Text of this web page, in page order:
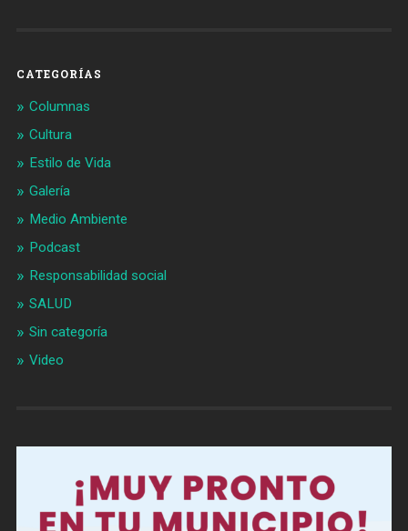
CATEGORÍAS
Columnas
Cultura
Estilo de Vida
Galería
Medio Ambiente
Podcast
Responsabilidad social
SALUD
Sin categoría
Video